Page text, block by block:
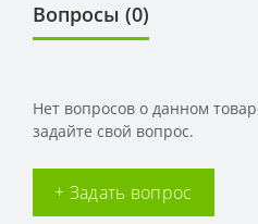
Вопросы (0)
Нет вопросов о данном
задайте свой вопрос.
+ Задать вопрос